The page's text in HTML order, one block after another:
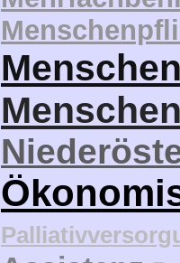
Assistenz